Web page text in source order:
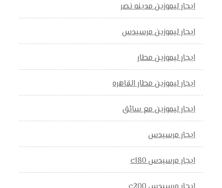
ايجار ليموزين مدينه نصر
ايجار ليموزين مرسيدس
ايجار ليموزين مطار
ايجار ليموزين مطار القاهره
ايجار ليموزين مع سائق
ايجار مرسيدس
ايجار مرسيدس c180